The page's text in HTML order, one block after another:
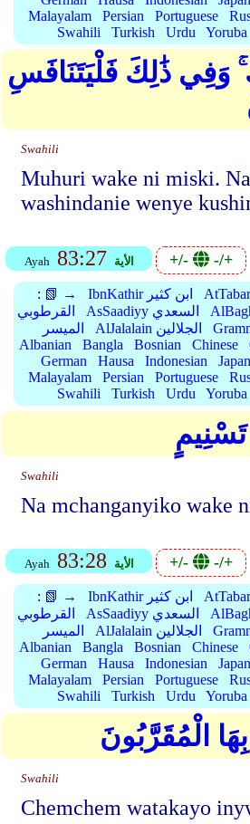
Malayalam
Persian Portuguese
Swahili
Turkish Urdu Yoruba
وَفِي ذَٰلِكَ فَلْيَتَنَافَسِ
Swahili
Muhuri wake ni miski.
washindanie wenye
Ayah 83:27 الأية +/- -/+
: 📗 → IbnKathir ابن كثير
القرطوبي
AsSaadiyy السعدي
الميسر
AlJalalain الجلالين
Albanian
Bangla Bosnian Chinese
German
Hausa Indonesian
Malayalam
Persian Portuguese
Swahili
Turkish Urdu Yoruba
Swahili
Na mchanganyiko wake
Ayah 83:28 الأية +/- -/+
: 📗 → IbnKathir ابن كثير
القرطوبي
AsSaadiyy السعدي
الميسر
AlJalalain الجلالين
Albanian
Bangla Bosnian Chinese
German
Hausa Indonesian
Malayalam
Persian Portuguese
Swahili
Turkish Urdu Yoruba
الْمُقَرَّبُونَ
Swahili
Chemchem watakayo